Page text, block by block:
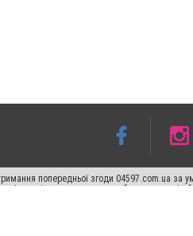
попередньої згоди 04597.com.ua
статті не нижче другого абзацу в